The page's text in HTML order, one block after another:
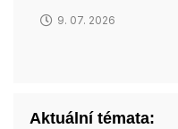
9. 07. 2026
Aktuální témata: